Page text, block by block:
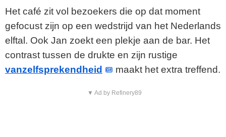
Het café zit vol bezoekers die op dat moment
gefocust zijn op een wedstrijd van het Nederlands
elftal. Ook Jan zoekt een plekje aan de bar. Het
contrast tussen de drukte en zijn rustige
vanzelfsprekendheid
maakt het extra treffend.
▼ Ad by Refinery89